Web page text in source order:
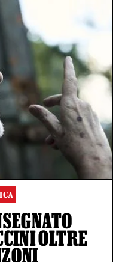
OLTRE